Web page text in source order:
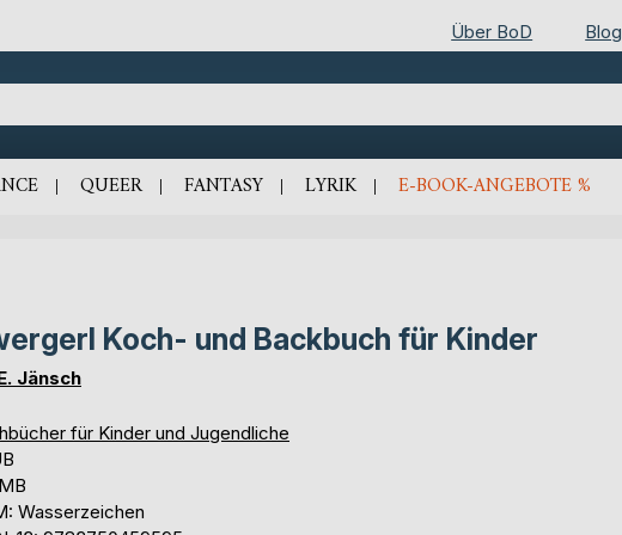
Über BoD Blog
QUEER FANTASY LYRIK E-BOOK-ANGEBOTE %
Koch- und Backbuch für Kinder
Jänsch
für Kinder und Jugendliche
Wasserzeichen